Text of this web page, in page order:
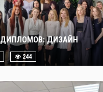
ДИЗАЙН
244